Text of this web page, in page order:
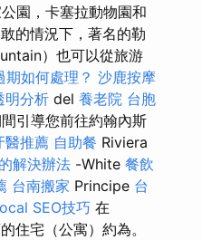
園，卡塞拉動物園和
的情況下，著名的勒
）也可以從旅游
期如何處理？ 沙鹿按摩
明分析 del 養老院 台胞
引導您前往約翰內斯
醫推薦 自助餐 Riviera
解決辦法 -White 餐飲
台南搬家 Principe 台
SEO技巧 在
住宅（公寓）約為。